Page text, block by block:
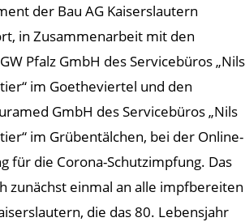
der Bau AG Kaiserslautern
in Zusammenarbeit mit den
Pfalz GmbH des Servicebüros „Nils
im Goetheviertel und den
GmbH des Servicebüros „Nils
im Grübentälchen, bei der Online-
für die Corona-Schutzimpfung. Das
zunächst einmal an alle impfbereiten
die das 80. Lebensjahr